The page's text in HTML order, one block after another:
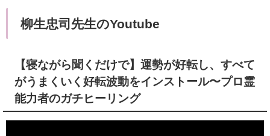
柳生忠司先生のYoutube
【寝ながら聞くだけで】運勢が好転し、すべて
がうまくいく好転波動をインストール〜プロ霊
能力者のガチヒーリング